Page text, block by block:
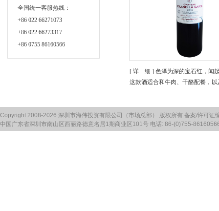
全国统一客服热线：
+86 022 66271073
+86 022 66273317
+86 0755 86160566
[ 详 细 ] 色泽为深的宝石红，闻
这款酒适合和牛肉、干酪配餐，
Copyright 2008-2026 深圳市海伟投资有限公司（市场总部） 版权所有 备案/许可证
中国广东省深圳市南山区西丽路德意名居1期商业区101号 电话: 86-(0)755-